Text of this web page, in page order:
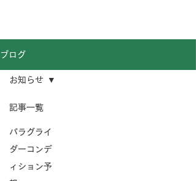
ブログ
記事一覧
パラグライ
ダーコンデ
ィション予
お知らせ